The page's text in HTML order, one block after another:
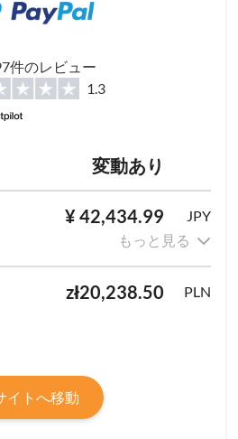
件のレビュー
1.3
変動あり
¥ 42,434.99
JPY
もっと見る
zł20,238.50 PLN
イトへ移動